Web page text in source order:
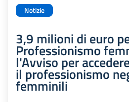
Notizie
3,9 milioni di euro
Professionismo
l'Avviso per
il professionismo
femminili